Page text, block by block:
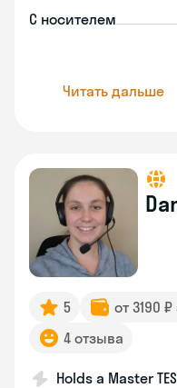
С носителем
Читать дальше
5 от 3190
4 отзыва
Holds a Master